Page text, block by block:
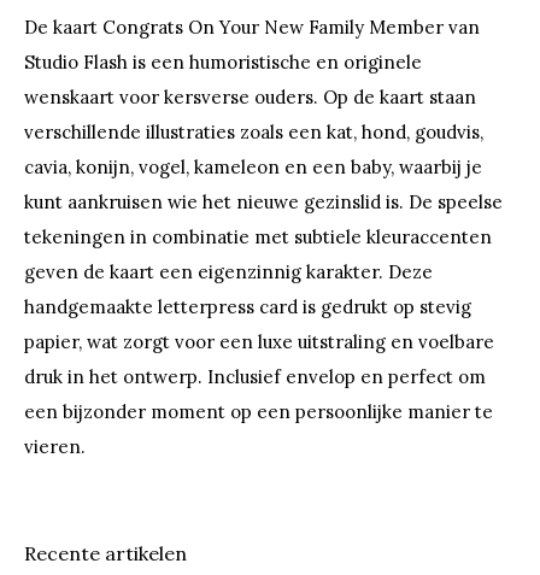
De kaart Congrats On Your New Family Member van
Studio Flash is een humoristische en originele
wenskaart voor kersverse ouders. Op de kaart staan
verschillende illustraties zoals een kat, hond, goudvis,
cavia, konijn, vogel, kameleon en een baby, waarbij je
kunt aankruisen wie het nieuwe gezinslid is. De speelse
tekeningen in combinatie met subtiele kleuraccenten
geven de kaart een eigenzinnig karakter. Deze
handgemaakte letterpress card is gedrukt op stevig
papier, wat zorgt voor een luxe uitstraling en voelbare
druk in het ontwerp. Inclusief envelop en perfect om
een bijzonder moment op een persoonlijke manier te
vieren.
Recente artikelen